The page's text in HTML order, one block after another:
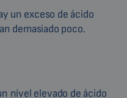
un exceso de ácido
demasiado poco.
nivel elevado de ácido